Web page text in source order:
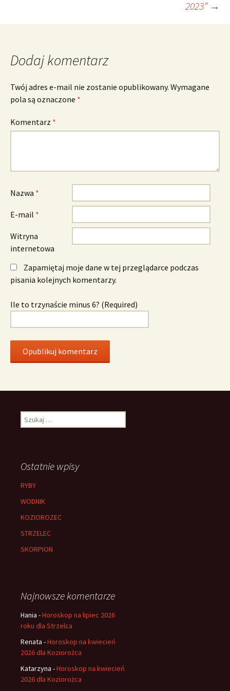
2023” →
Dodaj komentarz
Twój adres e-mail nie zostanie opublikowany. Wymagane
pola są oznaczone *
Komentarz *
Nazwa *
E-mail *
Witryna
internetowa
Zapamiętaj moje dane w tej przeglądarce podczas
pisania kolejnych komentarzy.
Ile to trzynaście minus 6? (Required)
Szukaj:
Ostatnie wpisy
RYBY
WODNIK
KOZIOROZEC
STRZELEC
SKORPION
Najnowsze komentarze
Hania -Horoskop na lipiec 2026
roku dla Strzelca
Renata -Horoskop na kwiecień
2026 dla Koziorożca
Katarzyna -Horoskop na kwiecień
2026 dla Koziorożca